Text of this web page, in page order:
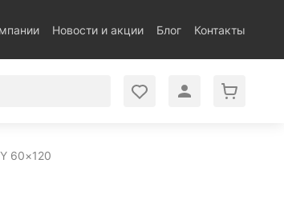
Новости и акции Блог Контакты
60×120